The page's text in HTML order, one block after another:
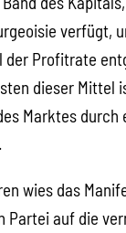
verfügt,
der Profitrate
dieser Mittel
Marktes durch
wies das
Partei auf die